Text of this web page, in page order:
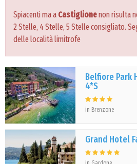
Spiacenti ma a Castiglionenon risulta
2 Stelle, 4 Stelle, 5 Stelle consigliato.
delle località limitrofe
Belfiore Park
4*S
in Brenzone
Grand Hotel